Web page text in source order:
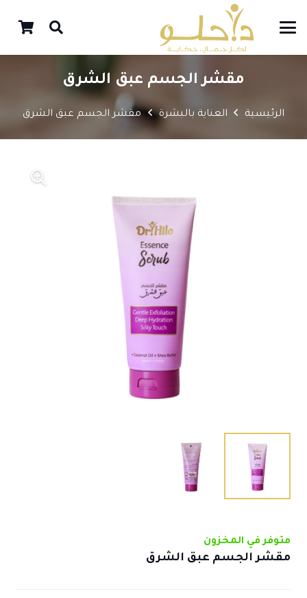
مقشر الجسم عبق الشرق
الرئيسية العناية بالبشرة مقشر الجسم عبق الشرق
متوفر في المخزون
مقشر الجسم عبق الشرق